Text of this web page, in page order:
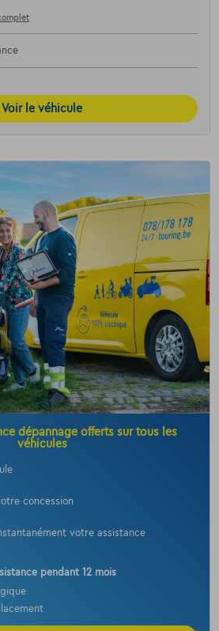
Voir le véhicule
dépannage offerts sur tous les
véhicules
concession
votre assistance
pendant 12 mois